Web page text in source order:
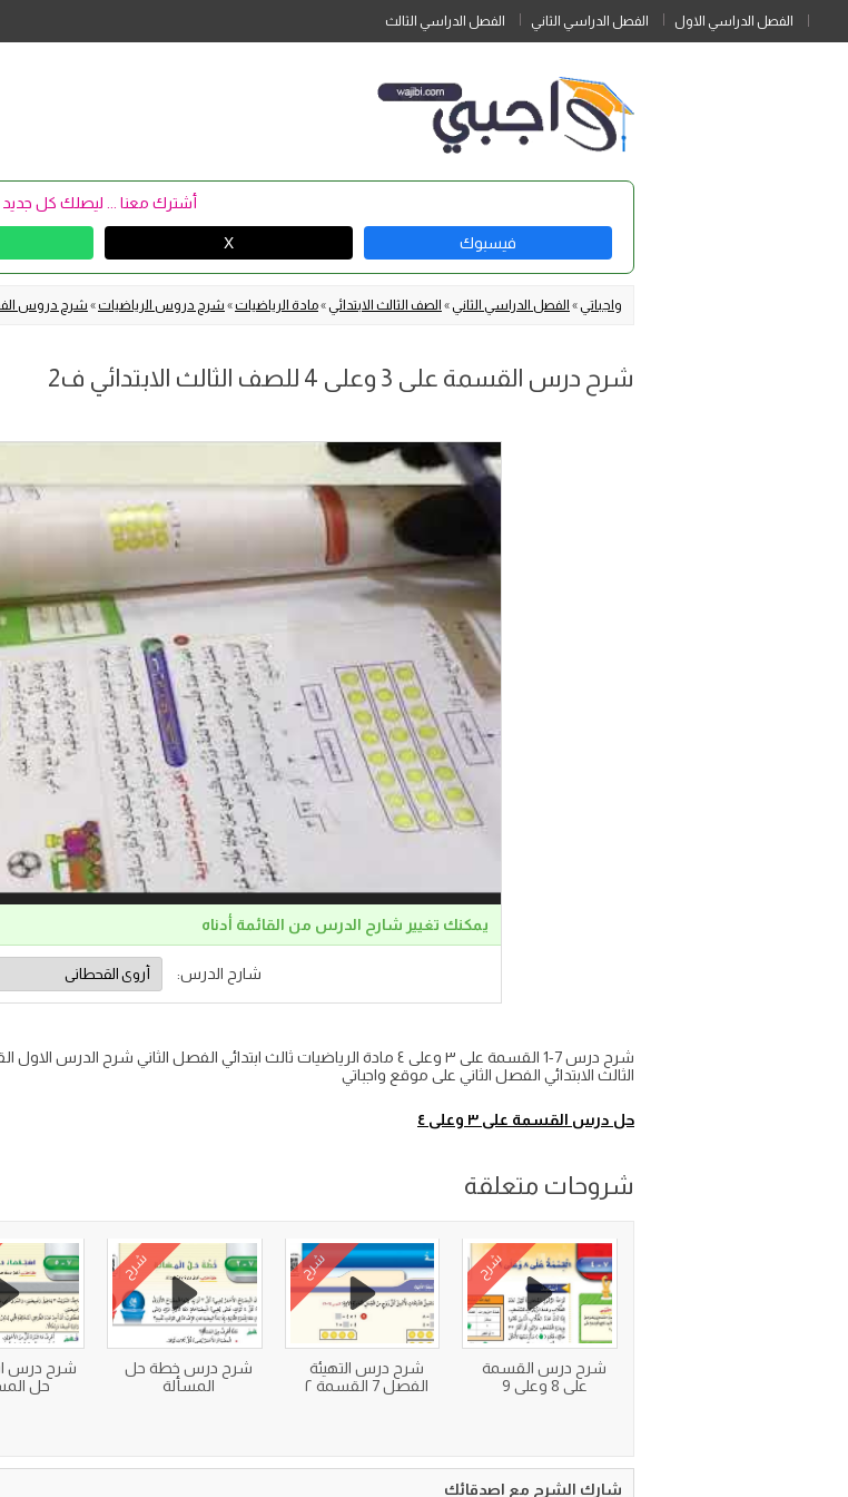
الفصل الدراسي الاول الفصل الدراسي الثاني الفصل الدراسي الثالث
أشترك معنا ... ليصلك كل جديد
فيسبوك X
واجباتي » الفصل الدراسي الثاني » الصف الثالث الابتدائي »مادة الرياضيات» شرح دروس الرياضيات» شرح دروس
شرح درس القسمة على 3 وعلى 4 للصف الثالث الابتدائي ف2
يمكنك تغيير شارح الدرس من القائمة أدناه
شارح الدرس:
الثالث الابتدائي الفصل الثاني على موقع واجباتي
حل درس القسمة على ٣ وعلى ٤
شروحات متعلقة
شرح
شرح درس القسمة
على 8 وعلى 9
شرح
شرح درس التهيئة
الفصل 7 القسمة ٢
شرح
شرح درس خطة حل
المسألة
شرح درس
حل
شارك الشرح مع اصدقائك